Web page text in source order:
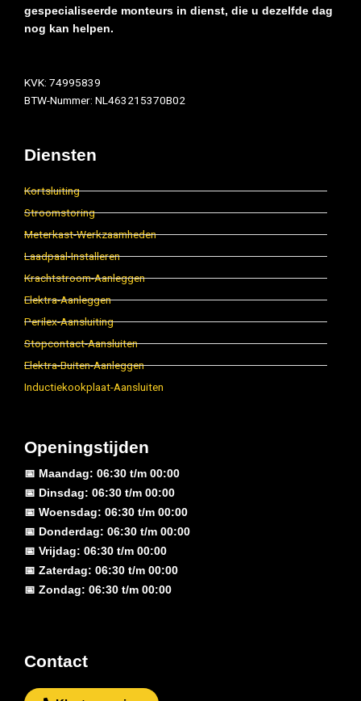
gespecialiseerde monteurs in dienst, die u dezelfde dag
nog kan helpen.
KVK: 74995839
BTW-Nummer: NL463215370B02
Diensten
Kortsluiting
Stroomstoring
Meterkast-Werkzaamheden
Laadpaal-Installeren
Krachtstroom-Aanleggen
Elektra-Aanleggen
Perilex-Aansluiting
Stopcontact-Aansluiten
Elektra-Buiten-Aanleggen
Inductiekookplaat-Aansluiten
Openingstijden
📅 Maandag: 06:30 t/m 00:00
📅 Dinsdag: 06:30 t/m 00:00
📅 Woensdag: 06:30 t/m 00:00
📅 Donderdag: 06:30 t/m 00:00
📅 Vrijdag: 06:30 t/m 00:00
📅 Zaterdag: 06:30 t/m 00:00
📅 Zondag: 06:30 t/m 00:00
Contact